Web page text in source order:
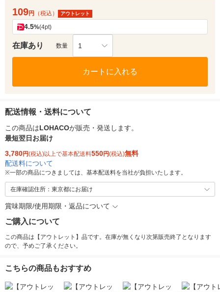
109円 （税込） アウトレット
4.5%(4pt)
在庫あり 数量 1
カートに入れる
配送情報・送料について
この商品はLOHACOが販売・発送します。
最短翌日お届け
3,780円(税込)以上で基本配送料550円(税込)無料
配送料について
※一部の商品につきましては、基本配送料を当社が負担いたします。
在庫確認住所：東京都にお届け
賞味期限/使用期限・返品について
ご購入について
この商品は【アウトレット】品です。在庫が無くなり次第販売終了となります
ので、予めご了承ください。
こちらの商品もおすすめ